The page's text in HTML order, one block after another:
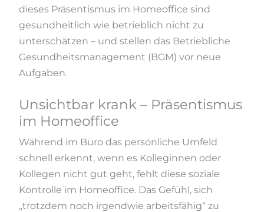
dieses Präsentismus im Homeoffice sind
gesundheitlich wie betrieblich nicht zu
unterschätzen – und stellen das Betriebliche
Gesundheitsmanagement (BGM) vor neue
Aufgaben.
Unsichtbar krank – Präsentismus
im Homeoffice
Während im Büro das persönliche Umfeld
schnell erkennt, wenn es Kolleginnen oder
Kollegen nicht gut geht, fehlt diese soziale
Kontrolle im Homeoffice. Das Gefühl, sich
„trotzdem noch irgendwie arbeitsfähig“ zu